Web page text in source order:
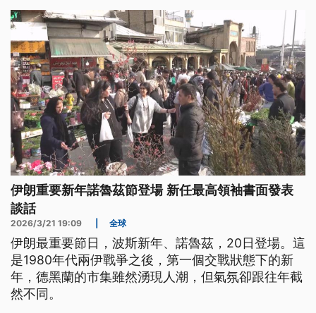
伊朗重要新年諾魯茲節登場 新任最高領袖書面發表
談話
2026/3/21 19:09 全球
伊朗最重要節日，波斯新年、諾魯茲，20日登場。這
是1980年代兩伊戰爭之後，第一個交戰狀態下的新
年，德黑蘭的市集雖然湧現人潮，但氣氛卻跟往年截
然不同。